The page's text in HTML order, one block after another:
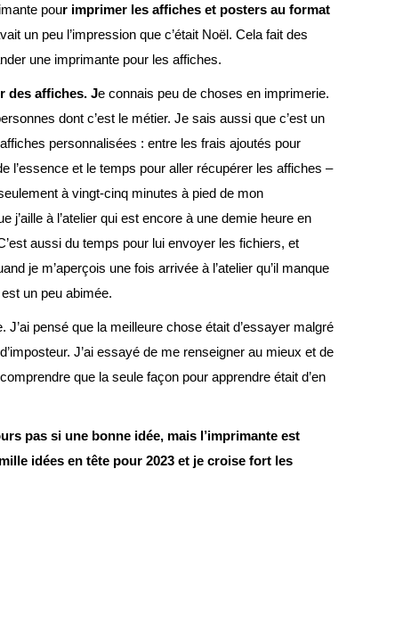
pour imprimer les affiches et posters au format
un peu l’impression que c’était Noël. Cela fait des
une imprimante pour les affiches.
des affiches. Je connais peu de choses en imprimerie.
dont c’est le métier. Je sais aussi que c’est un
personnalisées : entre les frais ajoutés pour
l’essence et le temps pour aller récupérer les affiches –
à vingt-cinq minutes à pied de mon
j’aille à l’atelier qui est encore à une demie heure en
aussi du temps pour lui envoyer les fichiers, et
je m’aperçois une fois arrivée à l’atelier qu’il manque
un peu abimée.
J’ai pensé que la meilleure chose était d’essayer malgré
J’ai essayé de me renseigner au mieux et de
que la seule façon pour apprendre était d’en
pas si une bonne idée, mais l’imprimante est
idées en tête pour 2023 et je croise fort les